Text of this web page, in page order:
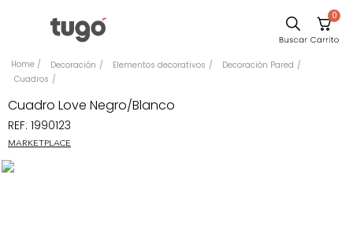
0
Decoración Elementos decorativos
Decoración Pared
Cuadros
Cuadro Love Negro/Blanco
REF: 1990123
MARKETPLACE
Comedor
Escritorio
Silla